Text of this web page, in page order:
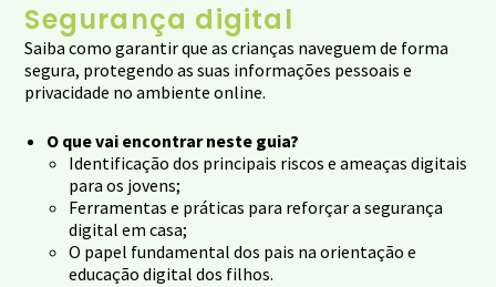
Segurança digital
Saiba como garantir que as crianças naveguem de forma
segura, protegendo as suas informações pessoais e
privacidade no ambiente online.
O que vai encontrar neste guia?
Identificação dos principais riscos e ameaças digitais
para os jovens;
Ferramentas e práticas para reforçar a segurança
digital em casa;
O papel fundamental dos pais na orientação e
educação digital dos filhos.